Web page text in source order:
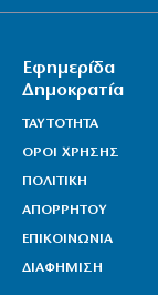
Εφημερίδα
Δημοκρατία
ΤΑΥΤΟΤΗΤΑ
ΟΡΟΙ ΧΡΗΣΗΣ
ΠΟΛΙΤΙΚΗ
ΑΠΟΡΡΗΤΟΥ
ΕΠΙΚΟΙΝΩΝΙΑ
ΔΙΑΦΗΜΙΣΗ